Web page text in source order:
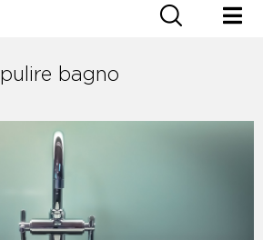
pulire bagno